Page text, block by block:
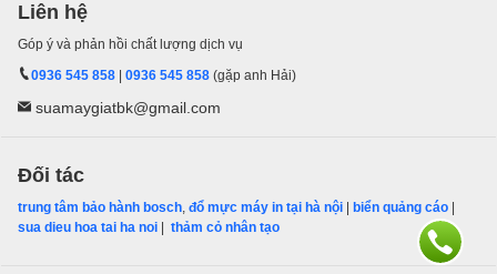
Liên hệ
Góp ý và phản hồi chất lượng dịch vụ
0936 545 858
0936 545 858 (gặp anh Hải)
suamaygiatbk@gmail.com
Đối tác
trung tâm bảo hành bosch, đổ mực máy in tại hà nội biển quảng cáo
sua dieu hoa tai ha noi
thảm cỏ nhân tạo